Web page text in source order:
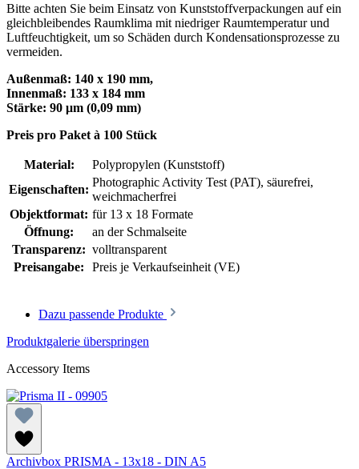
Bitte achten Sie beim Einsatz von Kunststoffverpackungen auf ein
gleichbleibendes Raumklima mit niedriger Raumtemperatur und
Luftfeuchtigkeit, um so Schäden durch Kondensationsprozesse zu
vermeiden.
Außenmaß: 140 x 190 mm,
Innenmaß: 133 x 184 mm
Stärke: 90 μm (0,09 mm)
Preis pro Paket à 100 Stück
Material:
Polypropylen (Kunststoff)
Eigenschaften:
Photographic Activity Test (PAT), säurefrei,
weichmacherfrei
Objektformat: für 13 x 18 Formate
Öffnung:
an der Schmalseite
Transparenz: volltransparent
Preisangabe:
Preis je Verkaufseinheit (VE)
Dazu passende Produkte
Produktgalerie überspringen
Accessory Items
Archivbox PRISMA - 13x18 - DIN A5